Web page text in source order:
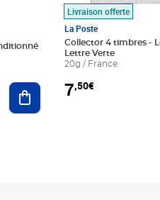
Ajouter au panier
Livraison offerte
La Poste
Collector 4 timbres -
Lettre Verte
20g / France
7,50€